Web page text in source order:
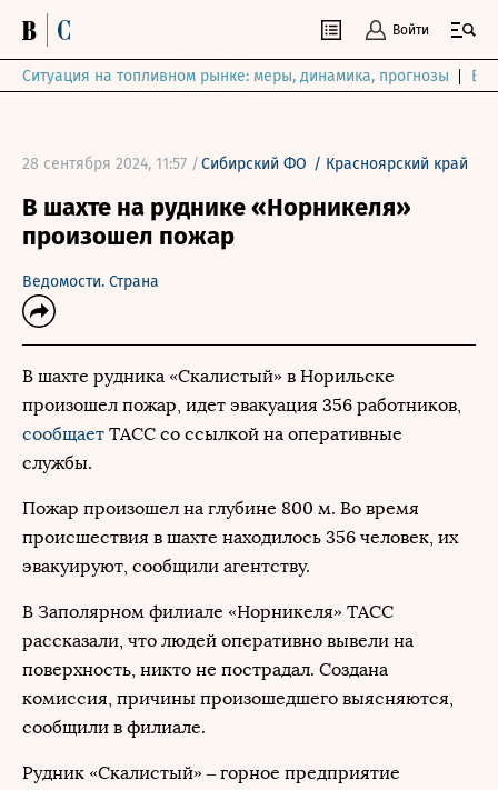
Войти
Ситуация на топливном рынке: меры, динамика, прогнозы
28 сентября 2024, 11:57 /Сибирский ФО / Красноярский край
В шахте на руднике «Норникеля»
произошел пожар
Ведомости. Страна
В шахте рудника «Скалистый» в Норильске
произошел пожар, идет эвакуация 356 работников,
сообщает ТАСС со ссылкой на оперативные
службы.
Пожар произошел на глубине 800 м. Во время
происшествия в шахте находилось 356 человек, их
эвакуируют, сообщили агентству.
В Заполярном филиале «Норникеля» ТАСС
рассказали, что людей оперативно вывели на
поверхность, никто не пострадал. Создана
комиссия, причины произошедшего выясняются,
сообщили в филиале.
Рудник «Скалистый» – горное предприятие